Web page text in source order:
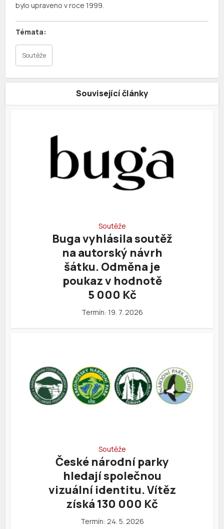
bylo upraveno v roce 1999.
Soutěže
Související články
Soutěže
Buga vyhlásila soutěž
na autorský návrh
šátku. Odměna je
poukaz v hodnotě
5 000 Kč
Termín: 19. 7. 2026
Soutěže
České národní parky
hledají společnou
vizuální identitu. Vítěz
získá 130 000 Kč
Termín: 24. 5. 2026